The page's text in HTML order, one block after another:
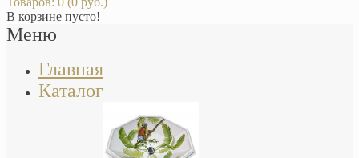
В корзине пусто!
Меню
Главная
Каталог